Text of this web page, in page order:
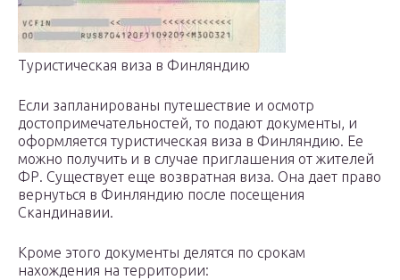
Туристическая виза в Финляндию
Если запланированы путешествие и осмотр
достопримечательностей, то подают документы, и
оформляется туристическая виза в Финляндию. Ее
можно получить и в случае приглашения от жителей
ФР. Существует еще возвратная виза. Она дает право
вернуться в Финляндию после посещения
Скандинавии.
Кроме этого документы делятся по срокам
нахождения на территории: